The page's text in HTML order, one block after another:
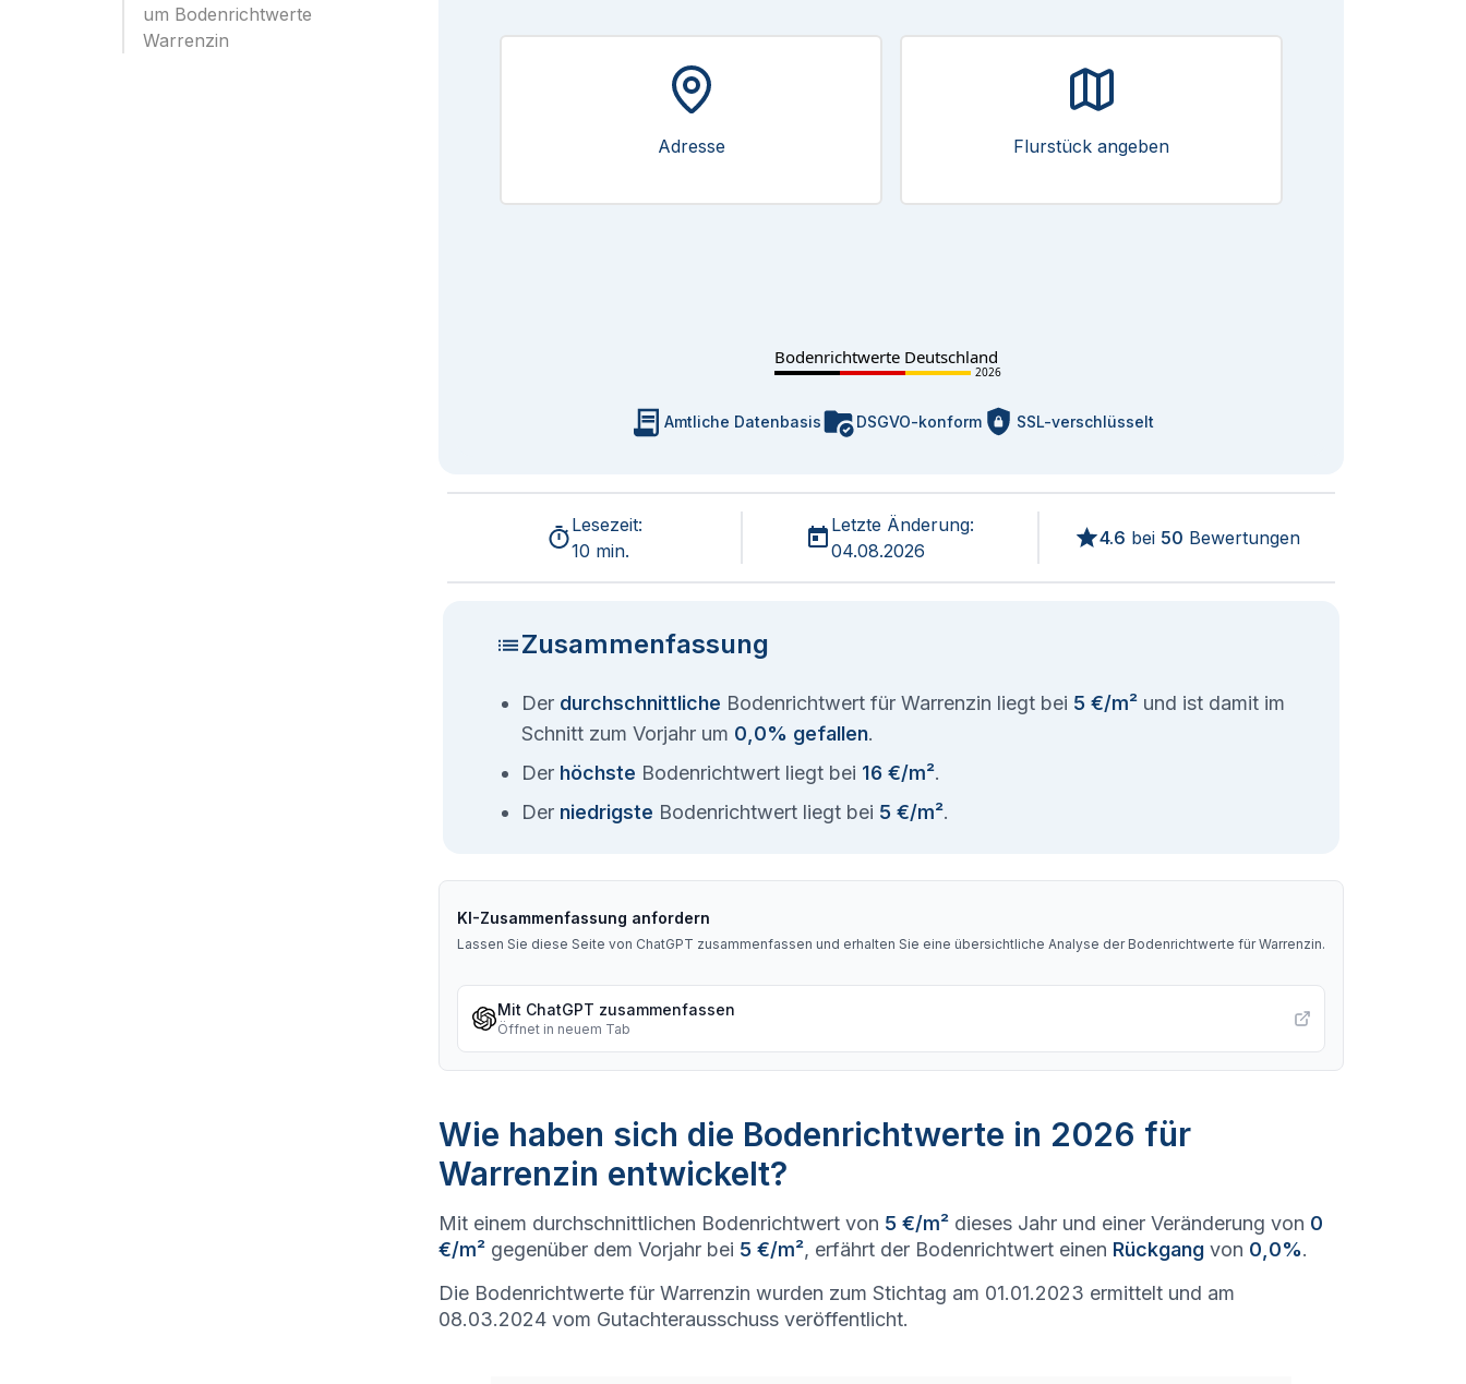
um Bodenrichtwerte
Warrenzin
Adresse Flurstück angeben
Bodenrichtwerte Deutschland
2026
Amtliche Datenbasis DSGVO-konform SSL-verschlüsselt
Lesezeit:
10 min.
Letzte Änderung:
04.08.2026
4.6 bei 50 Bewertungen
Zusammenfassung
Der durchschnittliche Bodenrichtwert für Warrenzin liegt bei 5 €/m² und ist damit im
Schnitt zum Vorjahr um 0,0% gefallen.
Der höchste Bodenrichtwert liegt bei 16 €/m².
Der niedrigste Bodenrichtwert liegt bei 5 €/m².
KI-Zusammenfassung anfordern
Lassen Sie diese Seite von ChatGPT zusammenfassen und erhalten Sie eine übersichtliche Analyse der Bodenrichtwerte fürWarrenzin.
Mit ChatGPT zusammenfassen
Öffnet in neuem Tab
Wie haben sich die Bodenrichtwerte in 2026 für
Warrenzin entwickelt?
Mit einem durchschnittlichen Bodenrichtwert von 5 €/m² dieses Jahr und einer Veränderung von 0
€/m² gegenüber dem Vorjahr bei 5 €/m², erfährt der Bodenrichtwert einen Rückgang von 0,0%.
Die Bodenrichtwerte für Warrenzin wurden zum Stichtag am 01.01.2023 ermittelt und am
08.03.2024 vom Gutachterausschuss veröffentlicht.